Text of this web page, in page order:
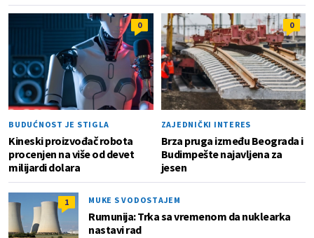
0
BUDUĆNOST JE STIGLA
Kineski proizvođač robota
procenjen na više od devet
milijardi dolara
0
ZAJEDNIČKI INTERES
Brza pruga između Beograda i
Budimpešte najavljena za
jesen
1 MUKE S VODOSTAJEM
Rumunija: Trka sa vremenom da nuklearka
nastavi rad